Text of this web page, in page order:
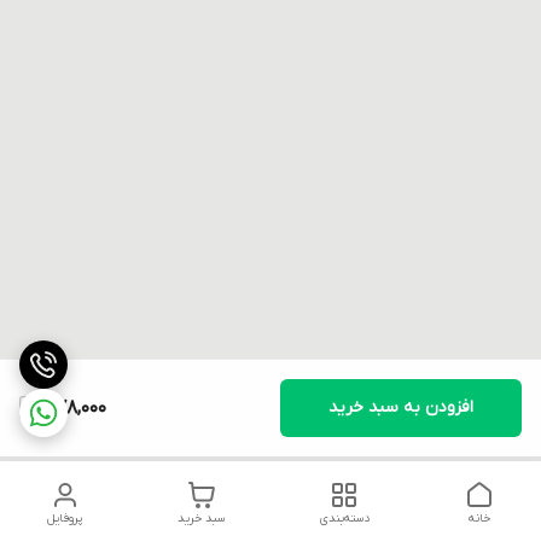
478,000 افزودن به سبد خرید
پروفایل سبد خرید دسته‌بندی خانه